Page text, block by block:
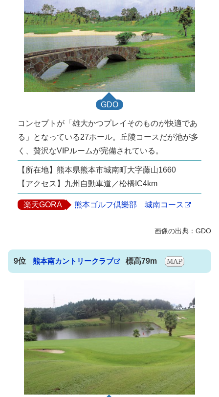
GDO
コンセプトが「雄大かつプレイそのものが快適であ
る」となっている27ホール。丘陵コースだが池が多
く、贅沢なVIPルームが完備されている。
【所在地】熊本県熊本市城南町大字藤山1660
【アクセス】九州自動車道／松橋IC4km
楽天GORA 熊本ゴルフ倶樂部 城南コース
9位 熊本南カントリークラブ 標高79m